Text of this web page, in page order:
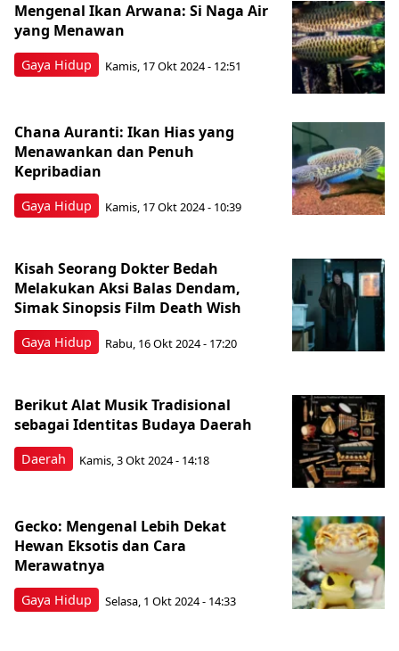
Gaya Hidup
Mengenal Ikan Arwana: Si Naga Air
yang Menawan
Kamis, 17 Okt 2024 - 12:51
Gaya Hidup
Chana Auranti: Ikan Hias yang
Menawankan dan Penuh
Kepribadian
Kamis, 17 Okt 2024 - 10:39
Gaya Hidup
Kisah Seorang Dokter Bedah
Melakukan Aksi Balas Dendam,
Simak Sinopsis Film Death Wish
Rabu, 16 Okt 2024 - 17:20
Daerah
Berikut Alat Musik Tradisional
sebagai Identitas Budaya Daerah
Kamis, 3 Okt 2024 - 14:18
Gaya Hidup
Gecko: Mengenal Lebih Dekat
Hewan Eksotis dan Cara
Merawatnya
Selasa, 1 Okt 2024 - 14:33